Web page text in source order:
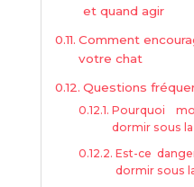
et quand agir
Comment
votre chat
Questions
Pourquoi
dormir sous
Est-ce
dormir sous